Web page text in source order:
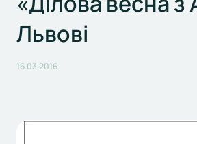
Львові
16.03.2016